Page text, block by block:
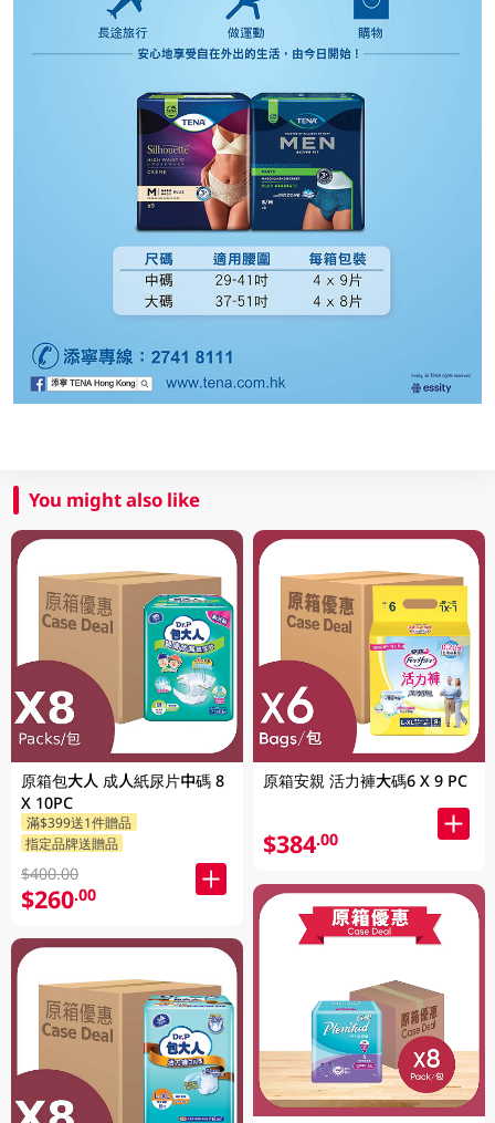
You might also like
原箱包大人 成人紙尿片中碼 8
X 10PC
滿$399送1件贈品
指定品牌送贈品
$400.00
$260.00
原箱安親 活力褲大碼6 X 9 PC
$384.00